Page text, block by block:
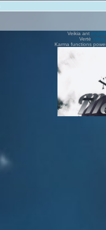
Veikia ant
Vertė Vilius
Karma functions